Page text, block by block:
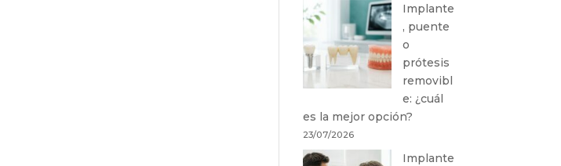
Implante
, puente
o
prótesis
removibl
e: ¿cuál
es la mejor opción?
23/07/2026
Implante